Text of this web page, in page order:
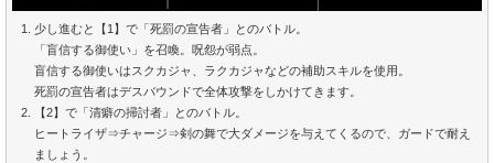
少し進むと【1】で「死罰の宣告者」とのバトル。
「盲信する御使い」を召喚。呪怨が弱点。
盲信する御使いはスクカジャ、ラクカジャなどの補助スキルを使用。
死罰の宣告者はデスバウンドで全体攻撃をしかけてきます。
【2】で「清癖の掃討者」とのバトル。
ヒートライザ⇒チャージ⇒剣の舞で大ダメージを与えてくるので、ガードで耐え
ましょう。